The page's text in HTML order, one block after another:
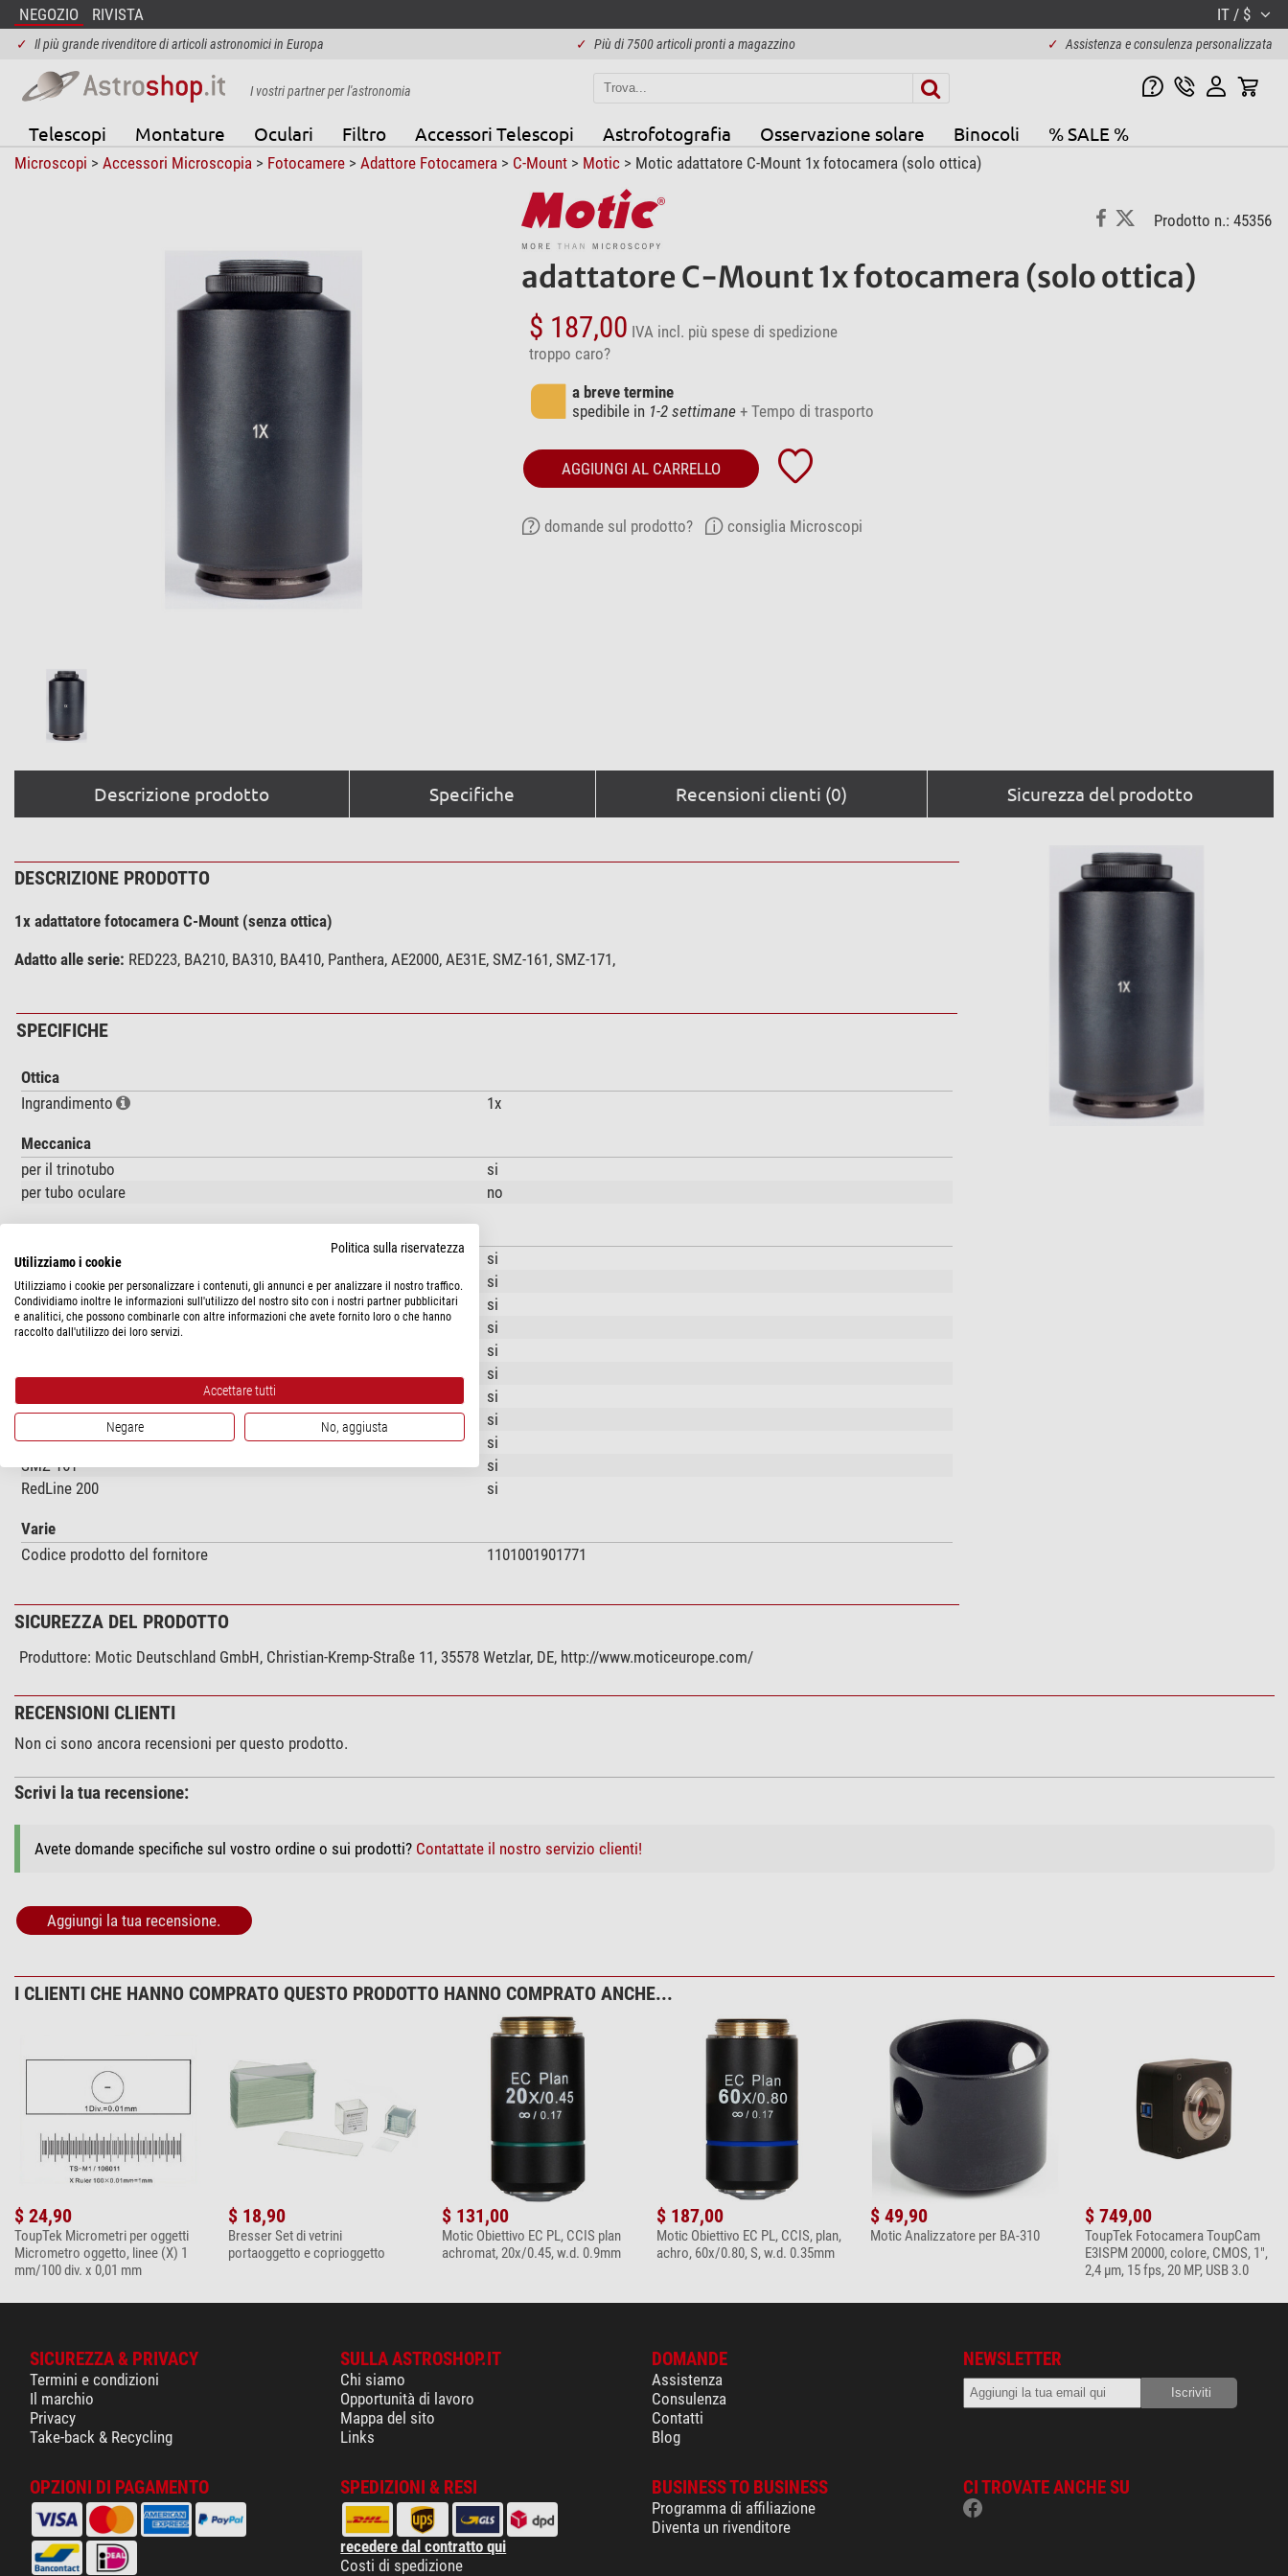
NEGOZIO RIVISTA IT / $
✓ Il più grande rivenditore di articoli astronomici in Europa ✓ Più di 7500 articoli pronti a magazzino ✓ Assistenza e consulenza personalizzata
I vostri partner per l'astronomia
Telescopi Montature Oculari Filtro Accessori Telescopi Astrofotografia Osservazione solare Binocoli % SALE %
Microscopi > Accessori Microscopia > Fotocamere> Adattore Fotocamera > C-Mount> Motic> Motic adattatore C-Mount 1x fotocamera (solo ottica)
Prodotto n.: 45356
adattatore C-Mount 1x fotocamera (solo ottica)
$ 187,00 IVA incl. più spese di spedizione
troppo caro?
a breve termine
spedibile in 1-2 settimane + Tempo di trasporto
AGGIUNGI AL CARRELLO
domande sul prodotto? consiglia Microscopi
Descrizione prodotto Specifiche Recensioni clienti (0) Sicurezza del prodotto
DESCRIZIONE PRODOTTO
1x adattatore fotocamera C-Mount (senza ottica)
Adatto alle serie: RED223, BA210, BA310, BA410, Panthera, AE2000, AE31E, SMZ-161, SMZ-171,
SPECIFICHE
Ottica
Ingrandimento
1x
Meccanica
per il trinotubo
si
per tubo oculare
no
BA-210
si
BA-310
si
AE2000
si
SMZ-171
si
si
BA-310 MET
si
si
BA-410E
si
AE2000 MET
si
SMZ-161
si
RedLine 200
si
Varie
Codice prodotto del fornitore
1101001901771
SICUREZZA DEL PRODOTTO
Produttore: Motic Deutschland GmbH, Christian-Kremp-Straße 11, 35578 Wetzlar, DE, http://www.moticeurope.com/
RECENSIONI CLIENTI
Non ci sono ancora recensioni per questo prodotto.
Scrivi la tua recensione:
Avete domande specifiche sul vostro ordine o sui prodotti? Contattate il nostro servizio clienti!
Aggiungi la tua recensione.
I CLIENTI CHE HANNO COMPRATO QUESTO PRODOTTO HANNO COMPRATO ANCHE...
$ 24,90
ToupTek Micrometri per oggetti
Micrometro oggetto, linee (X) 1
mm/100 div. x 0,01 mm
$ 18,90
Bresser Set di vetrini
portaoggetto e coprioggetto
$ 131,00
Motic Obiettivo EC PL, CCIS plan
achromat, 20x/0.45, w.d. 0.9mm
$ 187,00
Motic Obiettivo EC PL, CCIS, plan,
achro, 60x/0.80, S, w.d. 0.35mm
$ 49,90
Motic Analizzatore per BA-310
$ 749,00
ToupTek Fotocamera ToupCam
E3ISPM 20000, colore, CMOS, 1",
2,4 µm, 15 fps, 20 MP, USB 3.0
SICUREZZA & PRIVACY
Termini e condizioni
Il marchio
Privacy
Take-back & Recycling
SULLA ASTROSHOP.IT
Chi siamo
Opportunità di lavoro
Mappa del sito
Links
DOMANDE
Assistenza
Consulenza
Contatti
Blog
NEWSLETTER
OPZIONI DI PAGAMENTO SPEDIZIONI & RESI
recedere dal contratto qui
Costi di spedizione
BUSINESS TO BUSINESS
Programma di affiliazione
Diventa un rivenditore
CI TROVATE ANCHE SU
Politica sulla riservatezza
Utilizziamo i cookie
Utilizziamo i cookie per personalizzare i contenuti, gli annunci e per analizzare il nostro traffico.
Condividiamo inoltre le informazioni sull'utilizzo del nostro sito con i nostri partner pubblicitari
e analitici, che possono combinarle con altre informazioni che avete fornito loro o che hanno
raccolto dall'utilizzo dei loro servizi.
Accettare tutti
Negare No, aggiusta